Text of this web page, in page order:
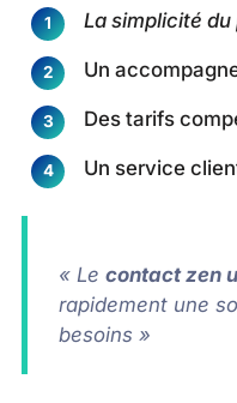
La simplicité
Un
Des tarifs
Un service
« Le contact zen
rapidement une
besoins »